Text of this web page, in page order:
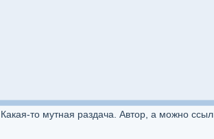
Какая-то мутная раздача. Автор, а можно